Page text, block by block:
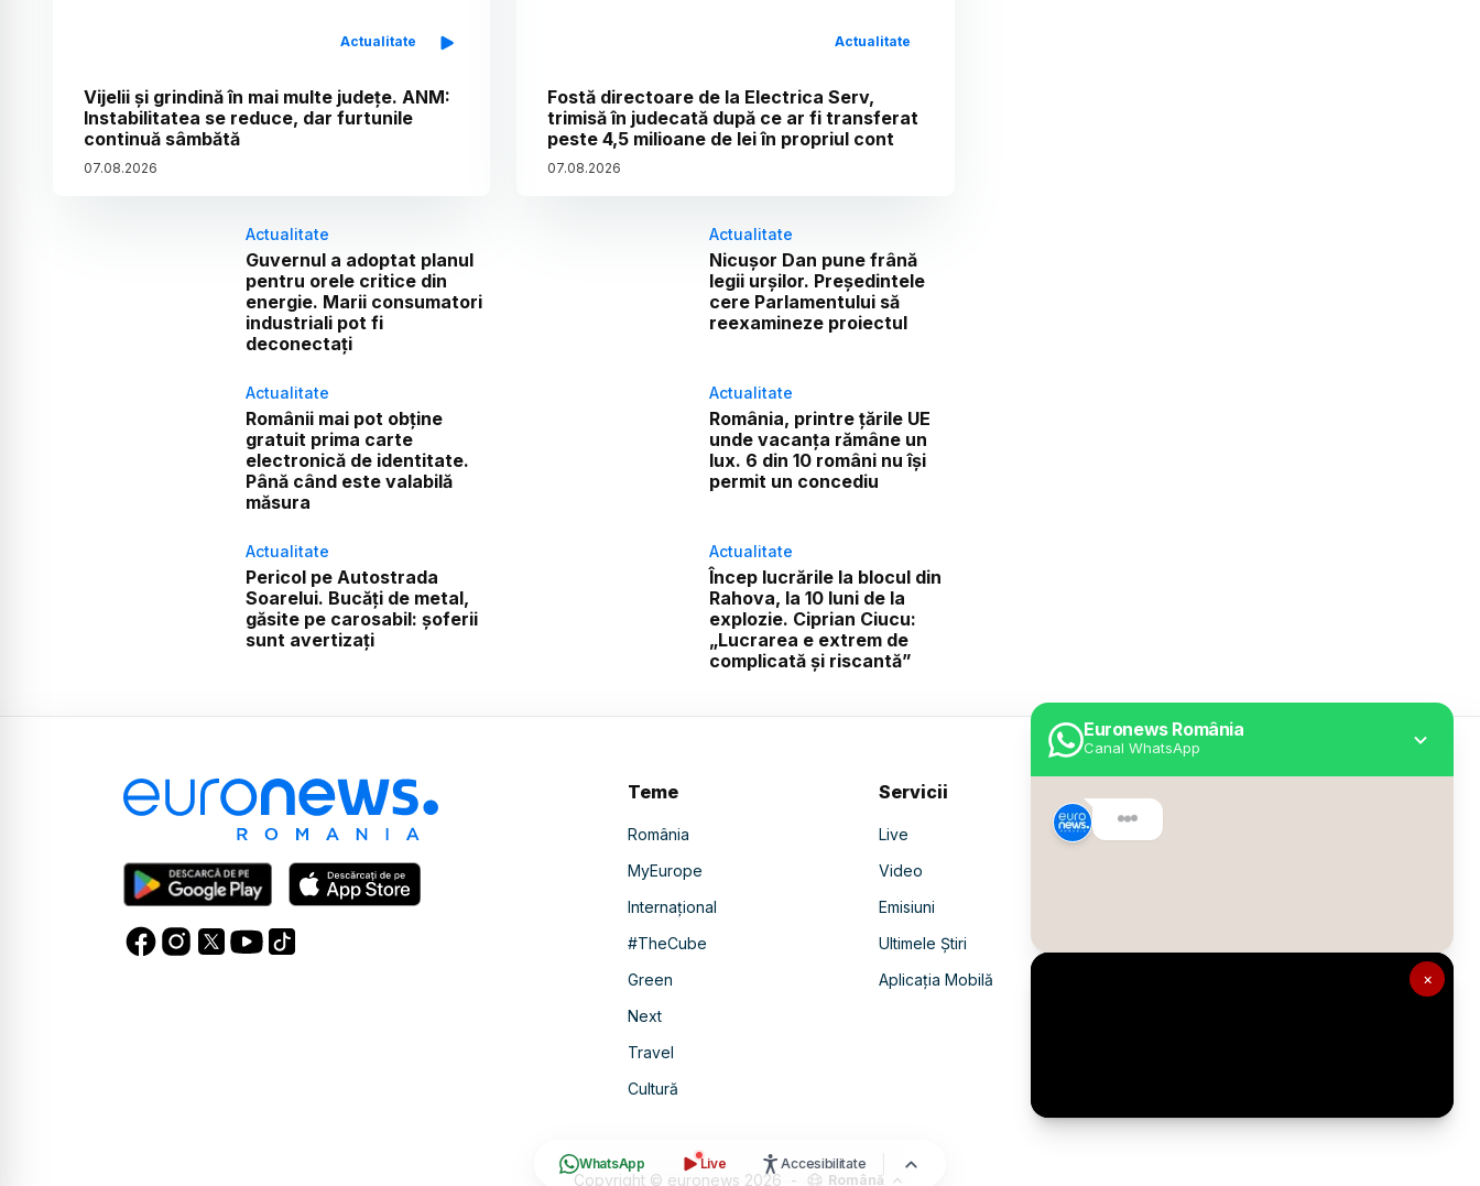
×
Euronews România
Canal WhatsApp
WhatsApp Live Accesibilitate
Actualitate
Vijelii și grindină în mai multe județe. ANM:
Instabilitatea se reduce, dar furtunile
continuă sâmbătă
07.08.2026
Actualitate
Fostă directoare de la Electrica Serv,
trimisă în judecată după ce ar fi transferat
peste 4,5 milioane de lei în propriul cont
07.08.2026
Actualitate
Guvernul a adoptat planul
pentru orele critice din
energie. Marii consumatori
industriali pot fi
deconectați
Actualitate
Nicușor Dan pune frână
legii urșilor. Președintele
cere Parlamentului să
reexamineze proiectul
Actualitate
Românii mai pot obține
gratuit prima carte
electronică de identitate.
Până când este valabilă
măsura
Actualitate
România, printre țările UE
unde vacanța rămâne un
lux. 6 din 10 români nu își
permit un concediu
Actualitate
Pericol pe Autostrada
Soarelui. Bucăți de metal,
găsite pe carosabil: șoferii
sunt avertizați
Actualitate
Încep lucrările la blocul din
Rahova, la 10 luni de la
explozie. Ciprian Ciucu:
„Lucrarea e extrem de
complicată și riscantă”
Teme
România
MyEurope
Internațional
#TheCube
Green
Next
Travel
Cultură
Servicii
Live
Video
Emisiuni
Ultimele Știri
Aplicația Mobilă
Despre Euronews
Copyright © euronews 2026 - Română